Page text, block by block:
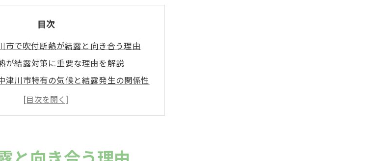
目次
市で吹付断熱が結露と向き合う理由
が結露対策に重要な理由を解説
津川市特有の気候と結露発生の関係性
が吹付断熱と結露に及ぼす影響とは
久性を守る吹付断熱の役割を知る
に役立つ吹付断熱とは